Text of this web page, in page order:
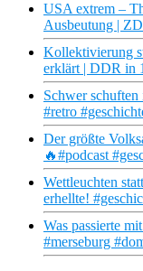
USA extrem –
Ausbeutung |
Kollektivierung
erklärt | DDR in
Schwer
#retro
Der größte
🔥#podcast
Wettleuchten
erhellte!
Was passierte
#merseburg